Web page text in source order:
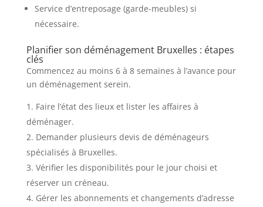
Service d’entreposage (garde-meubles) si
nécessaire.
Planifier son déménagement Bruxelles : étapes
clés
Commencez au moins 6 à 8 semaines à l’avance pour
un déménagement serein.
Faire l’état des lieux et lister les affaires à
déménager.
Demander plusieurs devis de déménageurs
spécialisés à Bruxelles.
Vérifier les disponibilités pour le jour choisi et
réserver un créneau.
Gérer les abonnements et changements d’adresse